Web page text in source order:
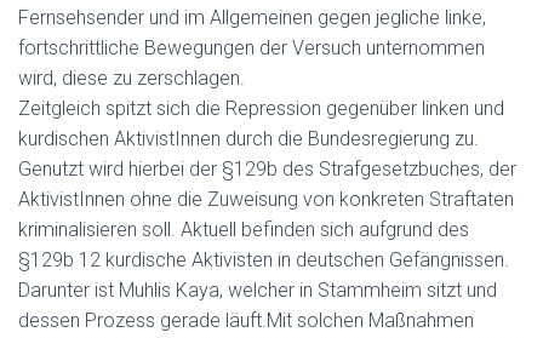
Fernsehsender und im Allgemeinen gegen jegliche linke,
fortschrittliche Bewegungen der Versuch unternommen
wird, diese zu zerschlagen.
Zeitgleich spitzt sich die Repression gegenüber linken und
kurdischen AktivistInnen durch die Bundesregierung zu.
Genutzt wird hierbei der §129b des Strafgesetzbuches, der
AktivistInnen ohne die Zuweisung von konkreten Straftaten
kriminalisieren soll. Aktuell befinden sich aufgrund des
§129b 12 kurdische Aktivisten in deutschen Gefängnissen.
Darunter ist Muhlis Kaya, welcher in Stammheim sitzt und
dessen Prozess gerade läuft.Mit solchen Maßnahmen